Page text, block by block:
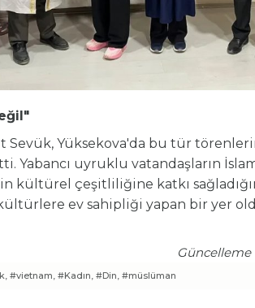
Yüksekova'da bu tür
Yabancı uyruklu vatandaşların
kültürel çeşitliliğine katkı
kültürlere ev sahipliği yapan bir yer
Güncelleme
#vietnam, #Kadın, #Din, #müslüman